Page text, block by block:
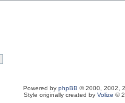
Powered by phpBB © 2000, 2002,
Style originally created by Volize ©